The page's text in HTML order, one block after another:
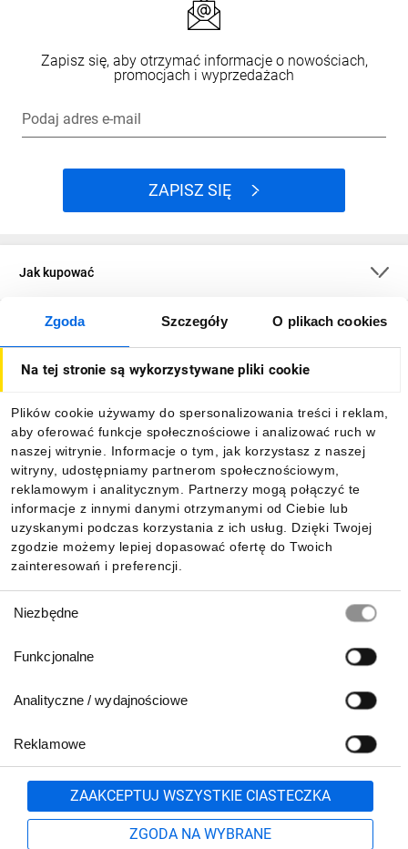
Zgoda Szczegóły O plikach cookies
Na tej stronie są wykorzystywane pliki cookie
Plików cookie używamy do spersonalizowania treści i reklam,
aby oferować funkcje społecznościowe i analizować ruch w
naszej witrynie. Informacje o tym, jak korzystasz z naszej
witryny, udostępniamy partnerom społecznościowym,
reklamowym i analitycznym. Partnerzy mogą połączyć te
informacje z innymi danymi otrzymanymi od Ciebie lub
uzyskanymi podczas korzystania z ich usług. Dzięki Twojej
zgodzie możemy lepiej dopasować ofertę do Twoich
zainteresowań i preferencji.
zgody
Niezbędne
Funkcjonalne
Analityczne / wydajnościowe
Reklamowe
ZAAKCEPTUJ WSZYSTKIE CIASTECZKA
ZGODA NA WYBRANE
Zapisz się, aby otrzymać informacje o nowościach,
promocjach i wyprzedażach
Podaj adres e-mail
ZAPISZ SIĘ
Jak kupować
O firmie
Informacje
Pobierz naszą aplikację mobilną:
801 500 700 lub
71 37 61 600
Formularz kontaktowy